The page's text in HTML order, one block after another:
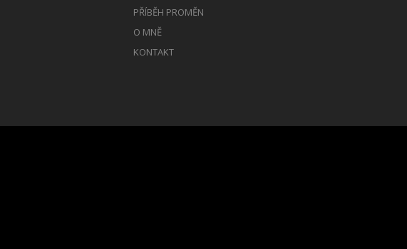
PŘÍBĚH PROMĚN
O MNĚ
KONTAKT